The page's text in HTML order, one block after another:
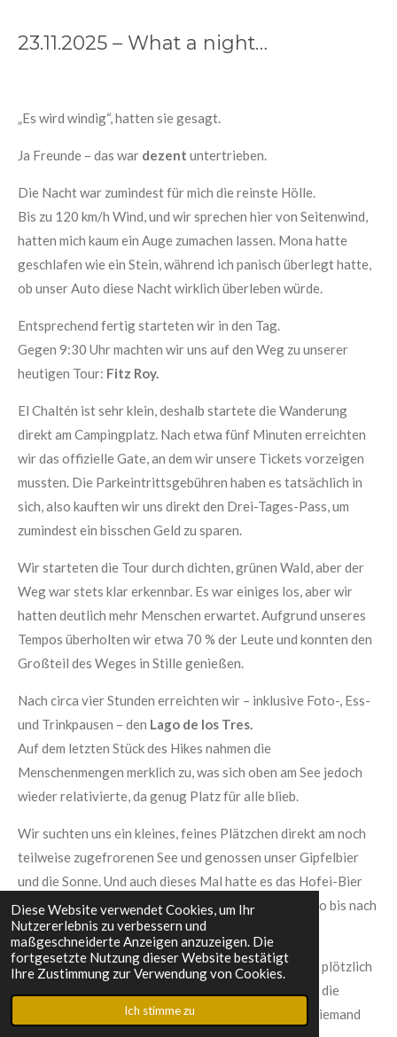
Diese Website verwendet Cookies, um Ihr
Nutzererlebnis zu verbessern und
maßgeschneiderte Anzeigen anzuzeigen. Die
fortgesetzte Nutzung dieser Website bestätigt
Ihre Zustimmung zur Verwendung von Cookies.
Ich stimme zu
23.11.2025 – What a night…
„Es wird windig“, hatten sie gesagt.
Ja Freunde – das war dezent untertrieben.
Die Nacht war zumindest für mich die reinste Hölle.
Bis zu 120 km/h Wind, und wir sprechen hier von Seitenwind,
hatten mich kaum ein Auge zumachen lassen. Mona hatte
geschlafen wie ein Stein, während ich panisch überlegt hatte,
ob unser Auto diese Nacht wirklich überleben würde.
Entsprechend fertig starteten wir in den Tag.
Gegen 9:30 Uhr machten wir uns auf den Weg zu unserer
heutigen Tour: Fitz Roy.
El Chaltén ist sehr klein, deshalb startete die Wanderung
direkt am Campingplatz. Nach etwa fünf Minuten erreichten
wir das offizielle Gate, an dem wir unsere Tickets vorzeigen
mussten. Die Parkeintrittsgebühren haben es tatsächlich in
sich, also kauften wir uns direkt den Drei-Tages-Pass, um
zumindest ein bisschen Geld zu sparen.
Wir starteten die Tour durch dichten, grünen Wald, aber der
Weg war stets klar erkennbar. Es war einiges los, aber wir
hatten deutlich mehr Menschen erwartet. Aufgrund unseres
Tempos überholten wir etwa 70 % der Leute und konnten den
Großteil des Weges in Stille genießen.
Nach circa vier Stunden erreichten wir – inklusive Foto-, Ess-
und Trinkpausen – den Lago de los Tres.
Auf dem letzten Stück des Hikes nahmen die
Menschenmengen merklich zu, was sich oben am See jedoch
wieder relativierte, da genug Platz für alle blieb.
Wir suchten uns ein kleines, feines Plätzchen direkt am noch
teilweise zugefrorenen See und genossen unser Gipfelbier
und die Sonne. Und auch dieses Mal hatte es das Hofei-Bier
mit in meinen Koffer geschafft – vom Kilimandscharo bis nach
Patagonien, ein Bier auf Reisen. 🍺
Kurz bevor wir uns auf den Rückweg machten, stand plötzlich
ein Fuchs vor uns und bahnte sich seinen Weg durch die
Menschenmengen. Damit hatte hier oben definitiv niemand